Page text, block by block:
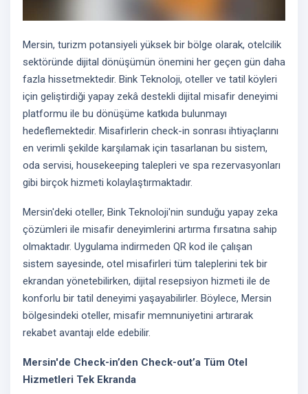
Mersin, turizm potansiyeli yüksek bir bölge olarak, otelcilik
sektöründe dijital dönüşümün önemini her geçen gün daha
fazla hissetmektedir. Bink Teknoloji, oteller ve tatil köyleri
için geliştirdiği yapay zekâ destekli dijital misafir deneyimi
platformu ile bu dönüşüme katkıda bulunmayı
hedeflemektedir. Misafirlerin check-in sonrası ihtiyaçlarını
en verimli şekilde karşılamak için tasarlanan bu sistem,
oda servisi, housekeeping talepleri ve spa rezervasyonları
gibi birçok hizmeti kolaylaştırmaktadır.
Mersin'deki oteller, Bink Teknoloji'nin sunduğu yapay zeka
çözümleri ile misafir deneyimlerini artırma fırsatına sahip
olmaktadır. Uygulama indirmeden QR kod ile çalışan
sistem sayesinde, otel misafirleri tüm taleplerini tek bir
ekrandan yönetebilirken, dijital resepsiyon hizmeti ile de
konforlu bir tatil deneyimi yaşayabilirler. Böylece, Mersin
bölgesindeki oteller, misafir memnuniyetini artırarak
rekabet avantajı elde edebilir.
Mersin'de Check-in’den Check-out’a Tüm Otel
Hizmetleri Tek Ekranda